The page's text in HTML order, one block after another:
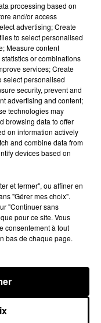
(@gameofthrones) le
au
s'est également
deGame of
ce n’est
qui détient les
rappel,
processing based on
and/or access
advertising; Create
to select personalised
Measure content
or combinations
services; Create
select personalised
security, prevent and
advertising and content;
technologies may
browsing data to offer
on information actively
and combine data from
devices based on
et fermer", ou affiner en
"Gérer mes choix".
"Continuer sans
pour ce site. Vous
consentement à tout
bas de chaque page.